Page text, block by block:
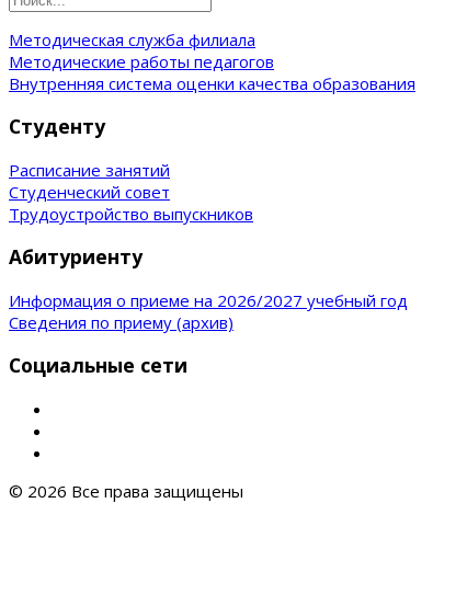
Методическая служба филиала
Методические работы педагогов
Внутренняя система оценки качества образования
Студенту
Расписание занятий
Студенческий совет
Трудоустройство выпускников
Абитуриенту
Информация о приеме на 2026/2027 учебный год
Сведения по приему (архив)
Социальные сети
© 2026 Все права защищены